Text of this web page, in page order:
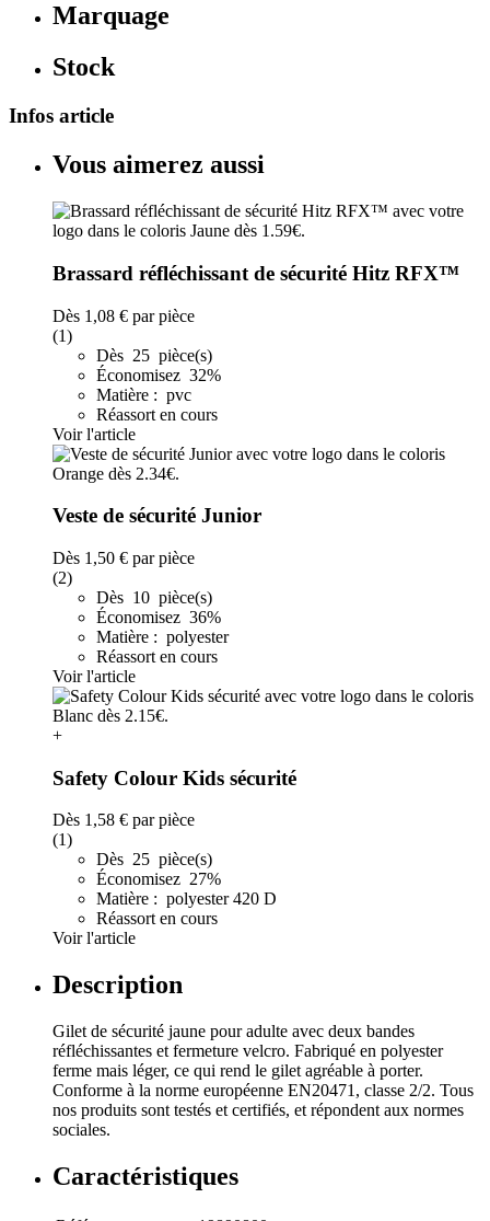
Marquage
Stock
Infos article
Vous aimerez aussi
Brassard réfléchissant de sécurité Hitz RFX™
Dès 1,08 € par pièce
(1)
Dès 25 pièce(s)
Économisez 32%
Matière : pvc
Réassort en cours
Voir l'article
Veste de sécurité Junior
Dès 1,50 € par pièce
(2)
Dès 10 pièce(s)
Économisez 36%
Matière : polyester
Réassort en cours
Voir l'article
+
Safety Colour Kids sécurité
Dès 1,58 € par pièce
(1)
Dès 25 pièce(s)
Économisez 27%
Matière : polyester 420 D
Réassort en cours
Voir l'article
Description
Gilet de sécurité jaune pour adulte avec deux bandes
réfléchissantes et fermeture velcro. Fabriqué en polyester
ferme mais léger, ce qui rend le gilet agréable à porter.
Conforme à la norme européenne EN20471, classe 2/2. Tous
nos produits sont testés et certifiés, et répondent aux normes
sociales.
Caractéristiques